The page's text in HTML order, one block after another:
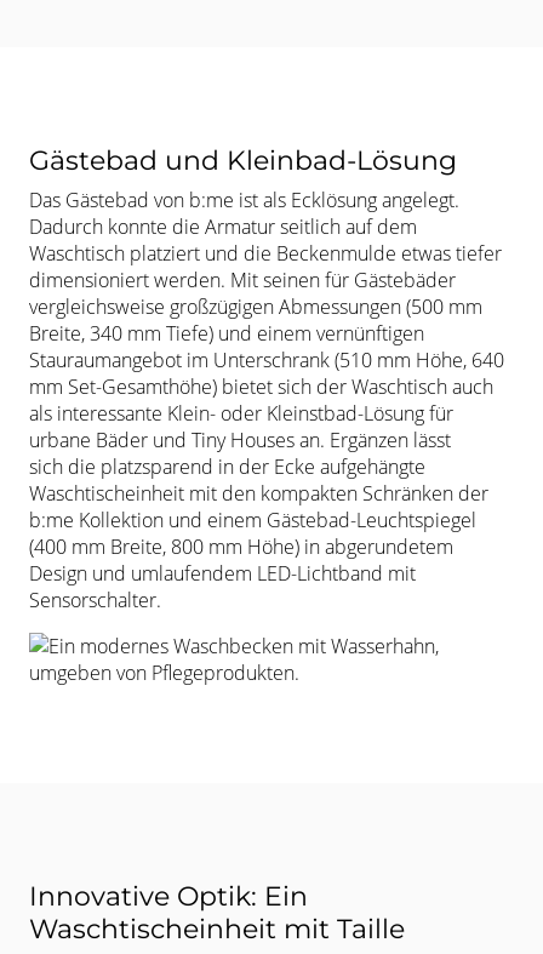
Gästebad und Kleinbad-Lösung
Das Gästebad von b:me ist als Ecklösung angelegt.
Dadurch konnte die Armatur seitlich auf dem
Waschtisch platziert und die Beckenmulde etwastiefer
dimensioniert werden. Mit seinen für Gästebäder
vergleichsweise großzügigen Abmessungen (500 mm
Breite, 340 mm Tiefe) und einem vernünftigen
Stauraumangebot im Unterschrank (510 mm Höhe, 640
mm Set-Gesamthöhe) bietet sich der Waschtisch auch
als interessante Klein- oder Kleinstbad-Lösung für
urbane Bäder und Tiny Houses an. Ergänzen lässt
sich die platzsparend in der Ecke aufgehängte
Waschtischeinheit mit den kompakten Schränken der
b:me Kollektion und einem Gästebad-Leuchtspiegel
(400 mm Breite, 800 mm Höhe) in abgerundetem
Design und umlaufendem LED-Lichtband mit
Sensorschalter.
Innovative Optik: Ein
Waschtischeinheit mit Taille